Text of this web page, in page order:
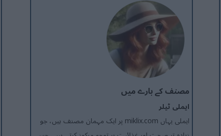
مصنف کے بارے میں
ایملی ٹیلر
ایملی یہاں miklix.com پر ایک مہمان مصنف ہیں، جو